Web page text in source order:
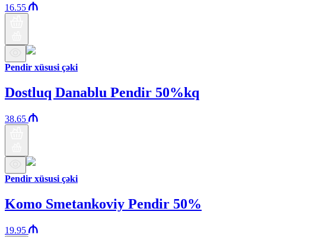
16.55
Pendir xüsusi çəki
Dostluq Danablu Pendir 50%kq
38.65
Pendir xüsusi çəki
Komo Smetankoviy Pendir 50%
19.95